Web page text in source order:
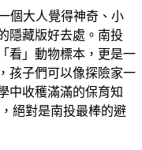
個大人覺得神奇、小
隱藏版好去處。南投
看」動物標本，更是一
孩子們可以像探險家一
中收穫滿滿的保育知
絕對是南投最棒的避